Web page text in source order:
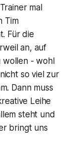
mal
Tim
Für die
an, auf
- wohl
so viel zur
Dann muss
Leihe
steht und
bringt uns